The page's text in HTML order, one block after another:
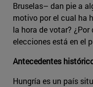
Bruselas– dan pie a
motivo por el cual ha
la hora de votar?
elecciones está en el
Antecedentes
Hungría es un país